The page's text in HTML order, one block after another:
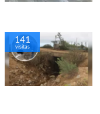
141
visitas